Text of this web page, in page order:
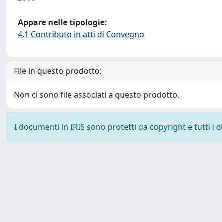
Appare nelle tipologie:
4.1 Contributo in atti di Convegno
File in questo prodotto:
Non ci sono file associati a questo prodotto.
I documenti in IRIS sono protetti da copyright e tutti i